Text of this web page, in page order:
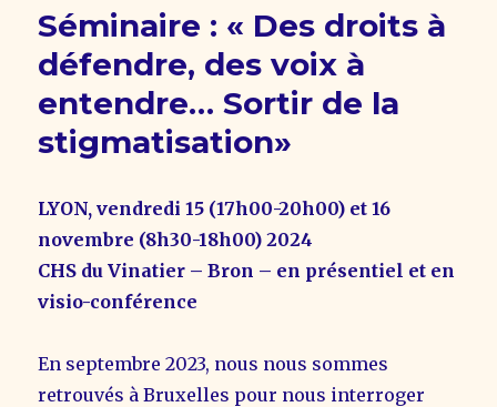
écologique
santé
mentale
dans
un
».
.
Séminaire : « Des droits à
défendre, des voix à
entendre… Sortir de la
stigmatisation»
LYON, vendredi 15 (17h00-20h00) et 16
novembre (8h30-18h00) 2024
CHS du Vinatier – Bron – en présentiel et en
visio-conférence
En septembre 2023, nous nous sommes
retrouvés à Bruxelles pour nous interroger